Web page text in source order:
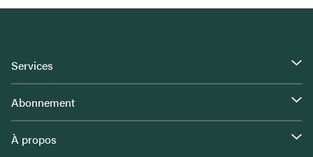
Services
Abonnement
À propos